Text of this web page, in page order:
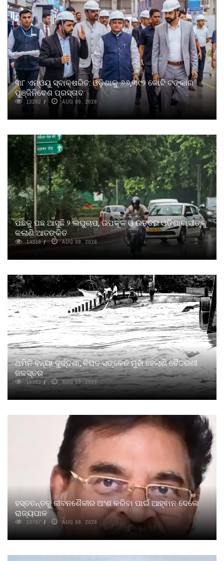
୩୮ ଏମ୍‌ଓୟୁ ସ୍ବାକ୍ଷରିତ: ଓଡ଼ିଶାକୁ ୬୬,୩୯୨ କୋଟି ଟଙ୍କାର
ପୁଞ୍ଜିନିବେଶ ପ୍ରସ୍ତାବ
13282 AUG 09, 2026
ପଛକୁ ପଛ ଆସୁଛି ୨ ଲଘୁଚାପ, ଉପକୂଳ ଓ ଉତ୍ତର ଓଡ଼ିଶାବାସୀଙ୍କୁ
କଲାଣି ଆତଙ୍କିତ
14318 AUG 08, 2026
ଥମିନି ବନ୍ୟା ଦୁର୍ଦ୍ଦଶା, ବିପଦ ସଙ୍କେତ ମୁହାଁ ହେଲାଣି ବୈତରଣୀ
ଜଳସ୍ତର
15303 AUG 08, 2026
ହସ୍ତତନ୍ତକୁ ଜୀବନଶୈଳୀର ଅଂଶ କରିବା ପାଇଁ ଆହ୍ଵାନ ଦେଲେ
ରାଜ୍ୟପାଳ
13797 AUG 08, 2026